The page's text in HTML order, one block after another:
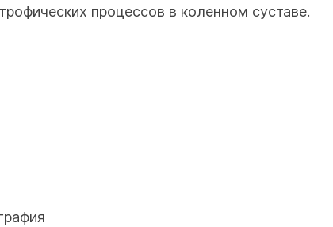
процессов в коленном суставе.